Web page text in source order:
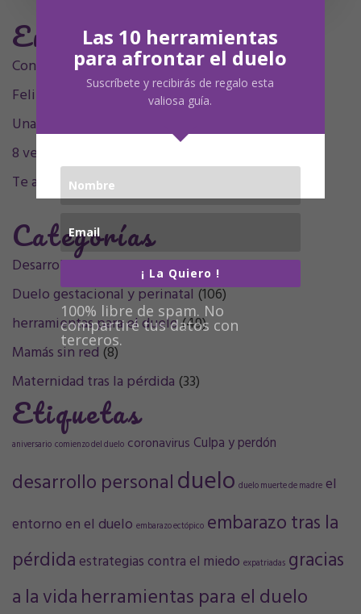
Entradas Recientes
Contigo siempre, siempre en mí, mamá.
Feliz Undécimo cumpleaños, Olivia
Una decada sintigo
8 velitas, 9 plumitas
Te acompaño en el sentimiento
Categorías
Desarrollo personal(32)
Duelo gestacional y perinatal(106)
herramientas para el duelo(49)
Mamás sin red(8)
Maternidad tras la pérdida (33)
Etiquetas
aniversario comienzo del duelo coronavirus Culpa y perdón
desarrollo personalduelo duelo muerte de madre el
entorno en el duelo embarazo ectópico embarazo tras la
pérdida estrategias contra el miedo expatriadas gracias
a la vidaherramientas para el duelo
Las 10 herramientas
para afrontar el duelo
Suscríbete y recibirás de regalo esta
valiosa guía.
¡ La Quiero !
100% libre de spam. No
compartiré tus datos con
terceros.